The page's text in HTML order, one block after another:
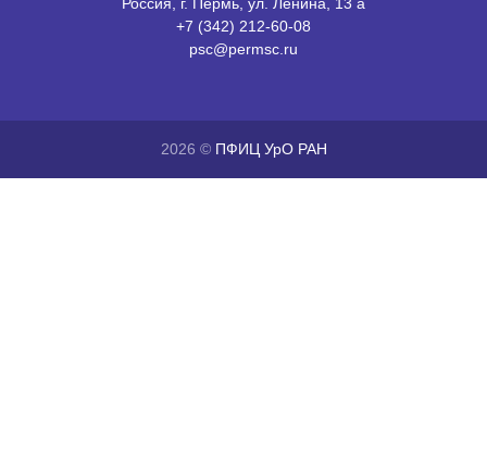
+7 (342) 212-60-08
psc@permsc.ru
2026 © ПФИЦ УрО РАН